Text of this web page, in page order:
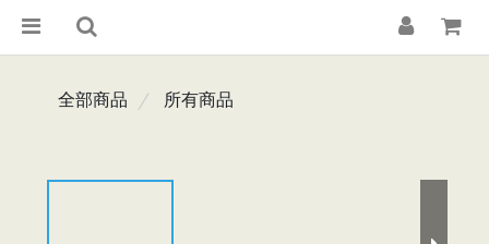
全部商品 所有商品